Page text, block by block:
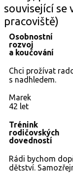
související se
pracoviště)
Osobnostní
rozvoj
a koučování
Chci prožívat
s nadhledem.
Marek
42 let
Trénink
rodičovských
dovedností
Rádi bychom
dětství.